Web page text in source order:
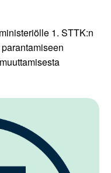
1. STTK:n